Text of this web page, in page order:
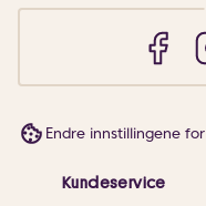
Endre innstillingene
Kundeservice